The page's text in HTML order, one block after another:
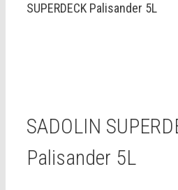
SUPERDECK Palisander 5L
SADOLIN
Palisander 5L